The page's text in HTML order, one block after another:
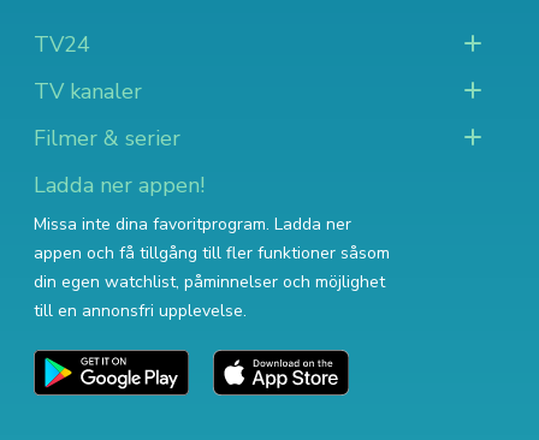
TV24
TV kanaler
Filmer & serier
Ladda ner appen!
Missa inte dina favoritprogram. Ladda ner
appen och få tillgång till fler funktioner såsom
din egen watchlist, påminnelser och möjlighet
till en annonsfri upplevelse.